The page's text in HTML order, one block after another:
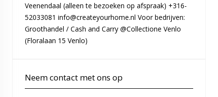
Veenendaal (alleen te bezoeken op afspraak) +316-
52033081 info@createyourhome.nl Voor bedrijven:
Groothandel / Cash and Carry @Collectione Venlo
(Floralaan 15 Venlo)
Neem contact met ons op